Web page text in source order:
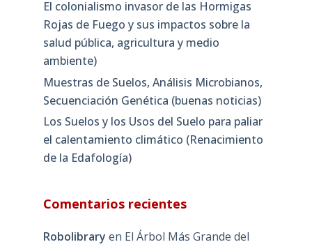
El colonialismo invasor de las Hormigas
Rojas de Fuego y sus impactos sobre la
salud pública, agricultura y medio
ambiente)
Muestras de Suelos, Análisis Microbianos,
Secuenciación Genética (buenas noticias)
Los Suelos y los Usos del Suelo para paliar
el calentamiento climático (Renacimiento
de la Edafología)
Comentarios recientes
Robolibrary en El Árbol Más Grande del